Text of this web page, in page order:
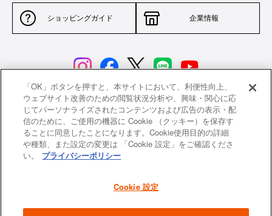
ショッピングガイド 企業情報
サイトポリシー 特定商取引法に基づく表示
並行輸入品について 個人情報保護方針
返品について
よくあるご質問 お問い合わせ
「OK」ボタンを押すと、本サイトにおいて、利便性向上、
ウェブサイト改善のための閲覧状況分析や、興味・関心に応
じてパーソナライズされたコンテンツおよび広告の表示・配
信のために、ご使用の機器に Cookie （クッキー）を保存す
ることに同意したことになります。Cookie使用目的の詳細
や種類、また設定の変更は 「Cookie 設定」をご確認くださ
い。
プライバシーポリシー
Cookie 設定